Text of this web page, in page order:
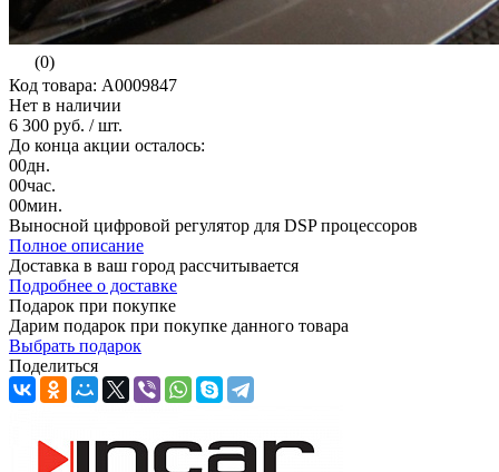
(0)
Код товара: А0009847
Нет в наличии
6 300 руб. / шт.
До конца акции осталось:
00дн.
00час.
00мин.
Выносной цифровой регулятор для DSP процессоров
Полное описание
Доставка в ваш город рассчитывается
Подробнее о доставке
Подарок при покупке
Дарим подарок при покупке данного товара
Выбрать подарок
Поделиться